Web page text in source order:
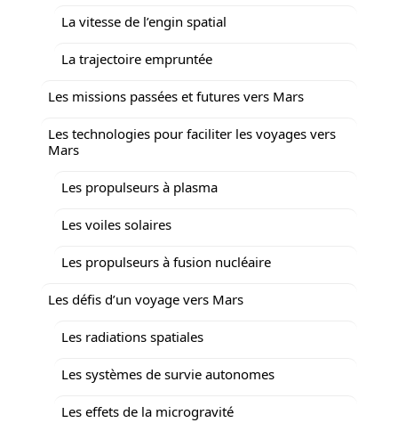
La vitesse de l’engin spatial
La trajectoire empruntée
Les missions passées et futures vers Mars
Les technologies pour faciliter les voyages vers
Mars
Les propulseurs à plasma
Les voiles solaires
Les propulseurs à fusion nucléaire
Les défis d’un voyage vers Mars
Les radiations spatiales
Les systèmes de survie autonomes
Les effets de la microgravité